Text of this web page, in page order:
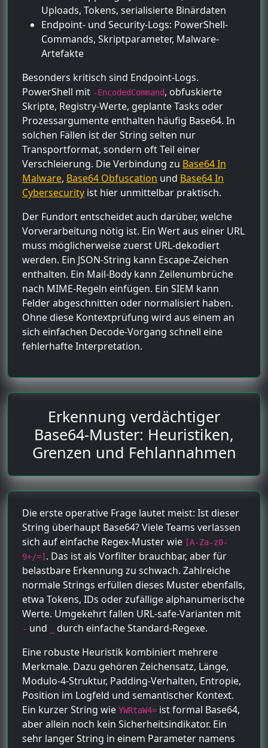
Uploads, Tokens, serialisierte Binärdaten
Endpoint- und Security-Logs: PowerShell-
Commands, Skriptparameter, Malware-
Artefakte
Besonders kritisch sind Endpoint-Logs.
PowerShell mit -EncodedCommand, obfuskierte
Skripte, Registry-Werte, geplante Tasks oder
Prozessargumente enthalten häufig Base64. In
solchen Fällen ist der String selten nur
Transportformat, sondern oft Teil einer
Verschleierung. Die Verbindung zu Base64 In
Malware, Base64 Obfuscation und Base64 In
Cybersecurity ist hier unmittelbar praktisch.
Der Fundort entscheidet auch darüber, welche
Vorverarbeitung nötig ist. Ein Wert aus einer URL
muss möglicherweise zuerst URL-dekodiert
werden. Ein JSON-String kann Escape-Zeichen
enthalten. Ein Mail-Body kann Zeilenumbrüche
nach MIME-Regeln einfügen. Ein SIEM kann
Felder abgeschnitten oder normalisiert haben.
Ohne diese Kontextprüfung wird aus einem an
sich einfachen Decode-Vorgang schnell eine
fehlerhafte Interpretation.
Erkennung verdächtiger
Base64-Muster: Heuristiken,
Grenzen und Fehlannahmen
Die erste operative Frage lautet meist: Ist dieser
String überhaupt Base64? Viele Teams verlassen
sich auf einfache Regex-Muster wie [A-Za-z0-
9+/=] . Das ist als Vorfilter brauchbar, aber für
belastbare Erkennung zu schwach. Zahlreiche
normale Strings erfüllen dieses Muster ebenfalls,
etwa Tokens, IDs oder zufällige alphanumerische
Werte. Umgekehrt fallen URL-safe-Varianten mit
- und
durch einfache Standard-Regexe.
Eine robuste Heuristik kombiniert mehrere
Merkmale. Dazu gehören Zeichensatz, Länge,
Modulo-4-Struktur, Padding-Verhalten, Entropie,
Position im Logfeld und semantischer Kontext.
Ein kurzer String wie YWRtaW4= ist formal Base64,
aber allein noch kein Sicherheitsindikator. Ein
sehr langer String in einem Parameter namens